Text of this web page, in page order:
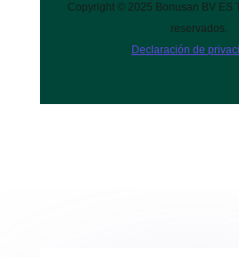
Copyright © 2025 Bonusan BV ES
reservados.
Declaración de